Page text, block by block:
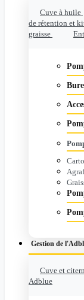
Cuve à huile
de rétention et
graisse
Gestion de
Cuve et
Adblue